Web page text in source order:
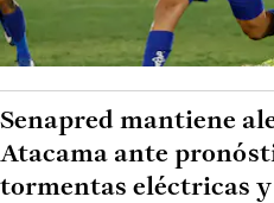
Senapred mantiene
Atacama ante
tormentas eléctricas